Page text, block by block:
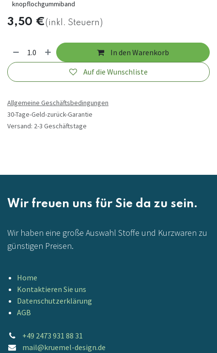
knopflochgummiband
3,50 €(inkl. Steuern)
In den Warenkorb
Auf die Wunschliste
Allgemeine Geschäftsbedingungen
30-Tage-Geld-zurück-Garantie
Versand: 2-3 Geschäftstage
Wir freuen uns für Sie da zu sein.
Wir haben eine große Auswahl Stoffe und Kurzwaren zu
günstigen Preisen.
Home
Kontaktieren Sie uns
Datenschutzerklärung
AGB
+49 2473 931 88 31
mail@kruemel-design.de